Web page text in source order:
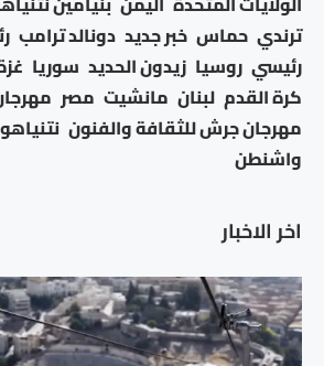
اخر الاخبار
ترندي حماس خبر جديد دونالد ترامب
رئيسي روسيا زيدون الحديد سوريا
كرة القدم لبنان مانشيت مصر
مهرجان جرش للثقافة والفنون نتنياهو
واشنطن